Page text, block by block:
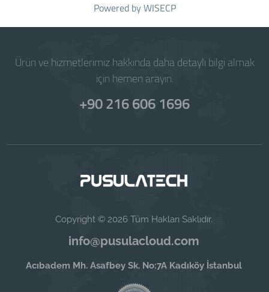
Powered byWISECP
Ürün ve hizmetlerimiz hakkında daha detaylı bilgi almak
için hemen arayın.
+90 216 606 1696
Copyright © 2026 Tüm Hakları Saklıdır.
info@pusulacloud.com
Acıbadem Mh. Asafbey Sk. No:7A Kadıköy İstanbul